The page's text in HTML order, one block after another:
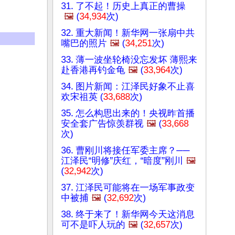
31. 了不起！历史上真正的曹操
🖼️ (34,934次)
32. 重大新闻！新华网一张扇中共
嘴巴的照片 🖼️ (34,251次)
33. 薄一波坐轮椅没忘发坏 薄熙来
赴香港再钓金龟 🖼️ (33,964次)
34. 图片新闻：江泽民好象不止喜
欢宋祖英 (33,688次)
35. 怎么构思出来的！央视昨首播
安全套广告惊羡群视 🖼️ (33,668
次)
36. 曹刚川将接任军委主席？──
江泽民“明修”庆红，“暗度”刚川
🖼️
(32,942次)
37. 江泽民可能将在一场军事政变
中被捕 🖼️ (32,692次)
38. 终于来了！新华网今天这消息
可不是吓人玩的 🖼️ (32,657次)